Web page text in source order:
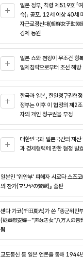
일본 정부, 칙령 제519호 「
令)」 공포. 12세 이상 40세
자근로정신대(朝鮮女子勤勞
강제 동원
일본 쇼와 천왕이 무조건 항
일제침략으로부터 조선 해방
한국과 일본, 한일청구권협
정부는 이후 이 협정의 제2
자의 개인 청구권을 부정
대한민국과 일본국간의 재
과 경제협력에 관한 협정 발
일본인 '위안부' 피해자 시로타 스즈
의 찬가(マリヤの賛歌)』 출판
센다 가코(千田夏光)가 쓴 『종군위
(従軍慰安婦－"声なき女”八万人の告
됨
교도통신 등 일본 언론을 통해 1944